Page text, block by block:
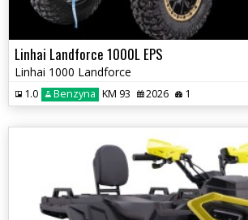
Linhai Landforce 1000L EPS
Linhai 1000 Landforce
1.0 Benzyna KM 93 2026 1